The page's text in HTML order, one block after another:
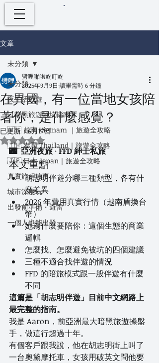
文章
未分類
夜生活旅遊
【暗黑旅遊避坑指南】
🇻🇳 越南 Vietnam ｜旅遊全攻略
🇹🇭 泰國 Thailand｜旅遊全攻略
🇯🇵 日本 Japan｜旅遊全攻略
真實旅程故事
城市深度玩
出發前準備・避雷
一個人也能出發
未分類
在異國，有一位當地女孩陪
著你，是什麼感覺？
劈哩啪啦咚叮咚
2025年9月9日 讀畢需時 6 分鐘
已更新：6月17日
評等為 NaN（最高為 5 顆星）。
🌃  亞洲夜旅 · FFD 紳士私旅
本文重點
胡志明伴遊分哪三種類型，各有什
麼差異
2026 年費用真實行情（越南盾換台
幣）
她為什麼要陪你：這個生態的商業
邏輯
怎麼找、怎麼避免被坑的四個建議
三種不適合找伴遊的情況
FFD 的陪旅模式跟一般伴遊有什麼
不同
這篇是「胡志明伴遊」目前中文網路上
最完整的指南。
我是 Aaron，前亞洲最大暗黑旅遊操盤
手，做這行超過十年。
有個客戶跟我說，他在胡志明街上叫了
一台奧黛摩托車，女孩用破英文問他要